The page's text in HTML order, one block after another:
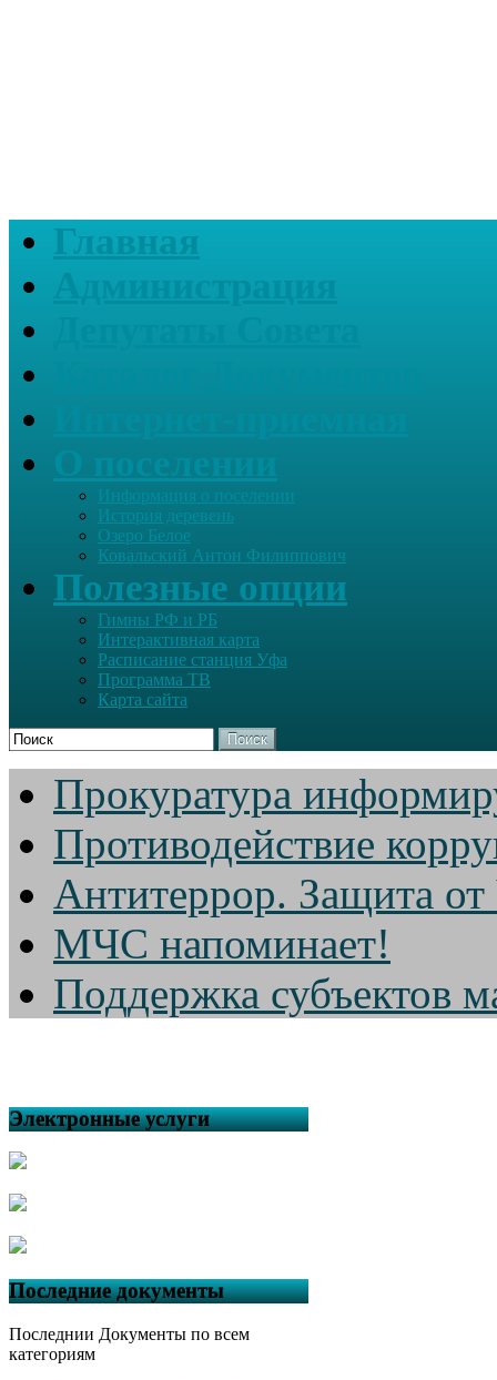
Главная
Информация о поселении
История деревень
Озеро Белое
Ковальский Антон Филиппович
Полезные опции
Гимны РФ и РБ
Интерактивная карта
Расписание станция Уфа
Программа ТВ
Карта сайта
Поиск
Прокуратура
Противодействие
Антитеррор. Защита
МЧС напоминает!
Поддержка субъектов
Электронные услуги
Последние документы
Последнии Документы по всем
категориям